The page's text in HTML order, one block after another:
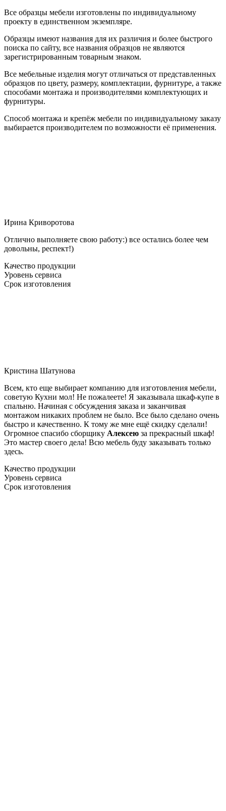
Все образцы мебели изготовлены по индивидуальному
проекту в единственном экземпляре.
Образцы имеют названия для их различия и более быстрого
поиска по сайту, все названия образцов не являются
зарегистрированным товарным знаком.
Все мебельные изделия могут отличаться от представленных
образцов по цвету, размеру, комплектации, фурнитуре, а также
способами монтажа и производителями комплектующих и
фурнитуры.
Способ монтажа и крепёж мебели по индивидуальному заказу
выбирается производителем по возможности её применения.
Ирина Криворотова
Отлично выполняете свою работу:) все остались более чем
довольны, респект!)
Качество продукции
Уровень сервиса
Срок изготовления
Кристина Шатунова
Всем, кто еще выбирает компанию для изготовления мебели,
советую Кухни мол! Не пожалеете! Я заказывала шкаф-купе в
спальню. Начиная с обсуждения заказа и заканчивая
монтажом никаких проблем не было. Все было сделано очень
быстро и качественно. К тому же мне ещё скидку сделали!
Огромное спасибо сборщику Алексею за прекрасный шкаф!
Это мастер своего дела! Всю мебель буду заказывать только
здесь.
Качество продукции
Уровень сервиса
Срок изготовления